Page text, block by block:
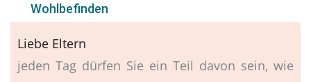
Wohlbefinden
Liebe Eltern
jeden Tag dürfen Sie ein Teil davon sein, wie